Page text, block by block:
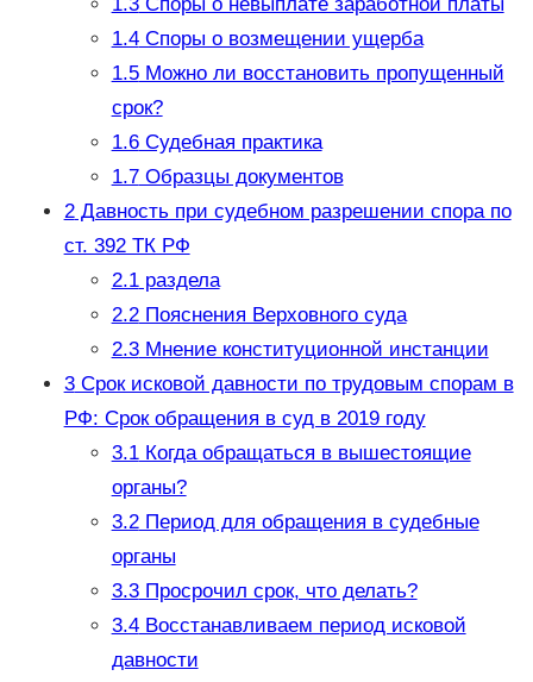
1.3Споры о невыплате заработной платы
1.4Споры о возмещении ущерба
1.5Можно ли восстановить пропущенный
срок?
1.6Судебная практика
1.7Образцы документов
2Давность при судебном разрешении спора по
ст. 392 ТК РФ
2.1раздела
2.2Пояснения Верховного суда
2.3Мнение конституционной инстанции
3Срок исковой давности по трудовым спорам в
РФ: Срок обращения в суд в 2019 году
3.1Когда обращаться в вышестоящие
органы?
3.2Период для обращения в судебные
органы
3.3Просрочил срок, что делать?
3.4Восстанавливаем период исковой
давности